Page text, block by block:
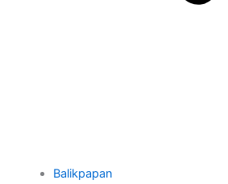
Balikpapan